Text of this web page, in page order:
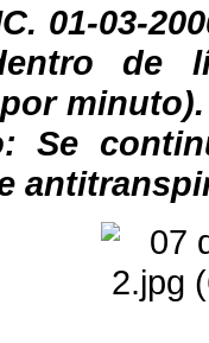
01-03-
de
Se